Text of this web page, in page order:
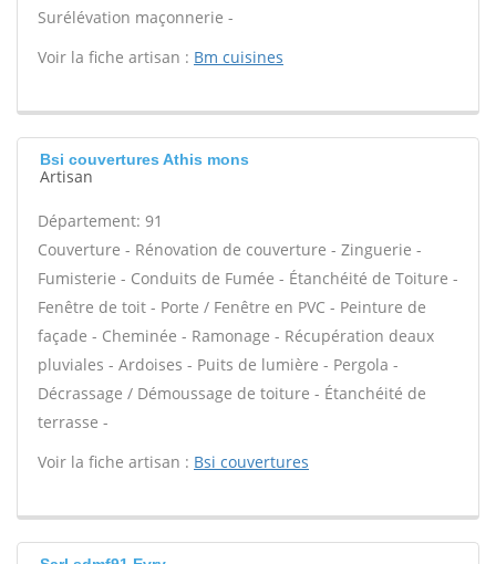
Surélévation maçonnerie -
Voir la fiche artisan : Bm cuisines
Bsi couvertures Athis mons
Artisan
Département: 91
Couverture - Rénovation de couverture - Zinguerie -
Fumisterie - Conduits de Fumée - Étanchéité de Toiture -
Fenêtre de toit - Porte / Fenêtre en PVC - Peinture de
façade - Cheminée - Ramonage - Récupération deaux
pluviales - Ardoises - Puits de lumière - Pergola -
Décrassage / Démoussage de toiture - Étanchéité de
terrasse -
Voir la fiche artisan : Bsi couvertures